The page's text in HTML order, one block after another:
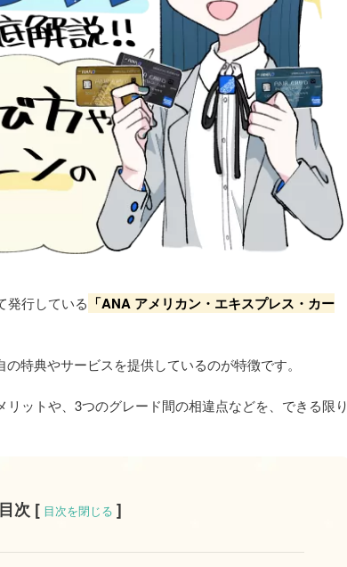
発行している 「ANA アメリカン・エキスプレス・カー
の特典やサービスを提供しているのが特徴です。
ットや、3つのグレード間の相違点などを、できる限り
目次 [ 目次を閉じる ]